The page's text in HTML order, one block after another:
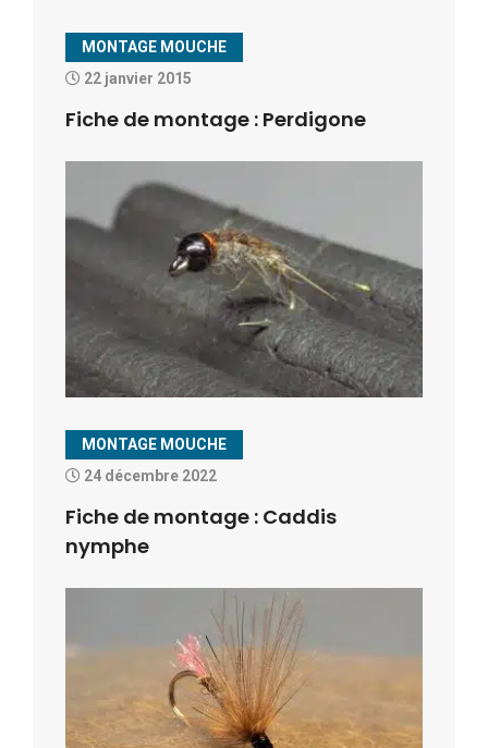
MONTAGE MOUCHE
22 janvier 2015
Fiche de montage : Perdigone
MONTAGE MOUCHE
24 décembre 2022
Fiche de montage : Caddis
nymphe